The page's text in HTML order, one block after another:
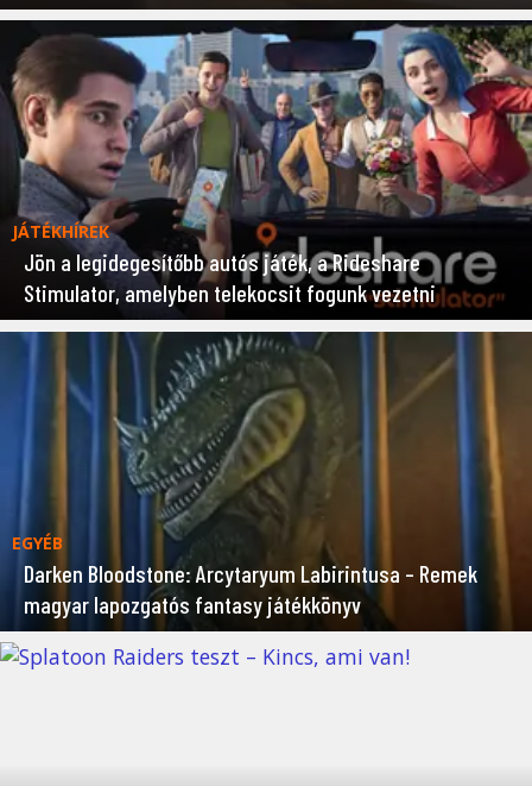
JÁTÉKHÍREK
Jön a legidegesítőbb autós játék, a Rideshare
Stimulator, amelyben telekocsit fogunk vezetni
EGYÉB
Darken Bloodstone: Arcytaryum Labirintusa – Remek
magyar lapozgatós fantasy játékkönyv